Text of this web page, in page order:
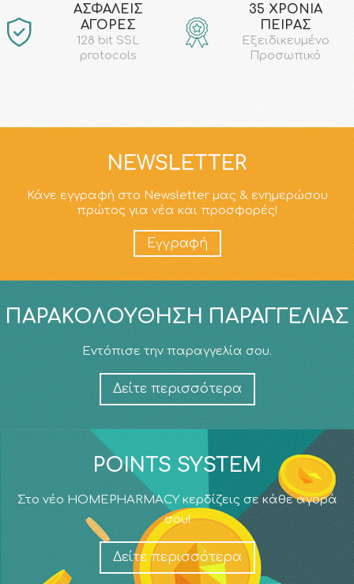
AΣΦΑΛΕΙΣ
ΑΓΟΡΕΣ
128 bit SSL
protocols
35 ΧΡΟΝΙΑ
ΠΕΙΡΑΣ
Εξειδικευμένο
Προσωπικό
NEWSLETTER
Κάνε εγγραφή στο Newsletter μας & ενημερώσου
πρώτος για νέα και προσφορές!
Εγγραφή
ΠΑΡΑΚΟΛΟΎΘΗΣΗ ΠΑΡΑΓΓΕΛΊΑΣ
Εντόπισε την παραγγελία σου.
Δείτε περισσότερα
POINTS SYSTEM
Στο νέο HOMEPHARMACY κερδίζεις σε κάθε αγορά
σου!
Δείτε περισσότερα